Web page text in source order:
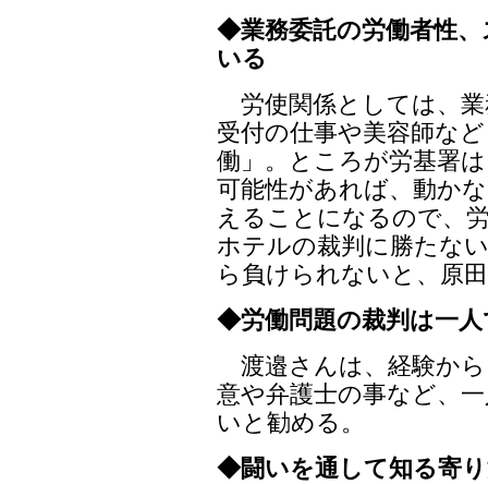
◆業務委託の労働者性
いる
労使関係としては、
受付の仕事や美容師な
働」。ところが労基署
可能性があれば、動か
えることになるので、
ホテルの裁判に勝たな
ら負けられないと、原
◆労働問題の裁判は一
渡邉さんは、経験か
意や弁護士の事など、
いと勧める。
◆闘いを通して知る寄